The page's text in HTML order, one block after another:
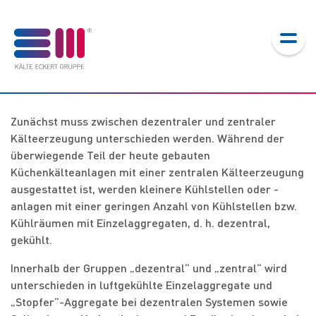
LEISTUNGEN
Übersicht
Planung
Ausführung
Übersicht
Gibt es Fördermöglichkeiten für
UNTERNEHMEN
Zunächst muss zwischen dezentraler und zentraler
Kälteerzeugung unterschieden werden. Während der
überwiegende Teil der heute gebauten
Küchenkälteanlagen mit einer zentralen Kälteerzeugung
ausgestattet ist, werden kleinere Kühlstellen oder -
anlagen mit einer geringen Anzahl von Kühlstellen bzw.
Kühlräumen mit Einzelaggregaten, d. h. dezentral,
gekühlt.
Innerhalb der Gruppen „dezentral“ und „zentral“ wird
unterschieden in luftgekühlte Einzelaggregate und
„Stopfer“-Aggregate bei dezentralen Systemen sowie